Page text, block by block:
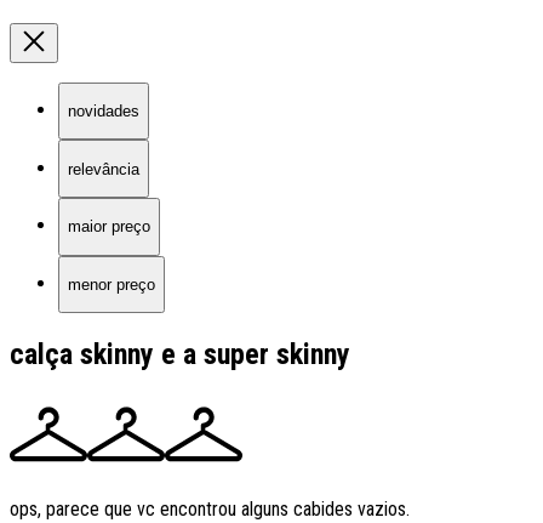
novidades
relevância
maior preço
menor preço
calça skinny e a super skinny
ops, parece que vc encontrou alguns cabides vazios.